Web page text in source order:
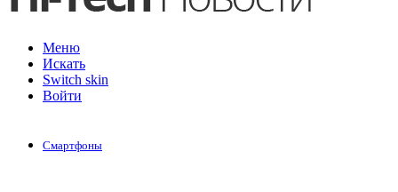
Меню
Искать
Switch skin
Войти
Смартфоны